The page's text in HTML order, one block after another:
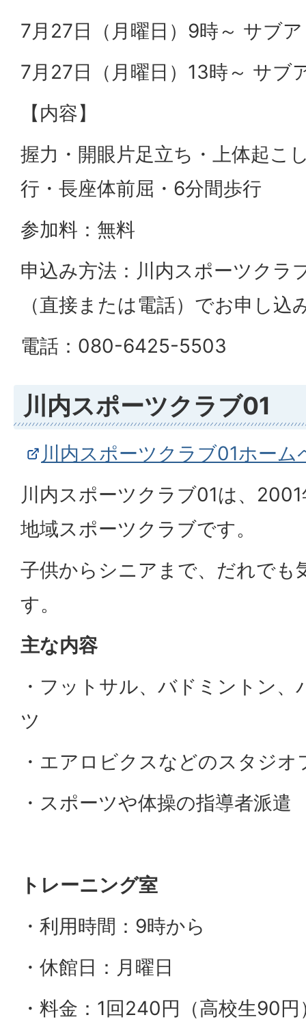
7月27日（月曜日）9時～ サブ
7月27日（月曜日）13時～ サブ
【内容】
握力・開眼片足立ち・上体起こ
行・長座体前屈・6分間歩行
参加料：無料
申込み方法：川内スポーツクラ
（直接または電話）でお申し込
電話：080-6425-5503
川内スポーツクラブ01
川内スポーツクラブ01ホーム
川内スポーツクラブ01は、
地域スポーツクラブです。
子供からシニアまで、だれでも
す。
主な内容
・フットサル、バドミントン
ツ
・エアロビクスなどのスタジ
・スポーツや体操の指導者派遣
トレーニング室
・利用時間：9時から
・休館日：月曜日
・料金：1回240円（高校生90円